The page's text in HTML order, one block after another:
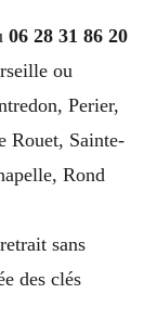
06 28 31 86 20
ou
Perier,
Rouet, Sainte-
Rond
sans
des clés